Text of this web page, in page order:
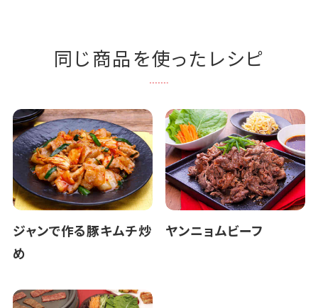
同じ商品を使ったレシピ
ジャンで作る豚キムチ炒
め
ヤンニョムビーフ